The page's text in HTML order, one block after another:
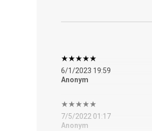
6/1/2023 19:59
Anonym
7/5/2022 01:17
Anonym